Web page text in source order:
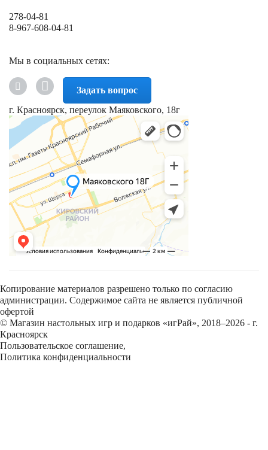
278-04-81
8-967-608-04-81
Мы в социальных сетях:
Задать вопрос
г. Красноярск, переулок Маяковского, 18г
Копирование материалов разрешено только по согласию
администрации. Содержимое сайта не является публичной
офертой
© Магазин настольных игр и подарков «игРай», 2018–2026 - г.
Красноярск
Пользовательское соглашение,
Политика конфиденциальности